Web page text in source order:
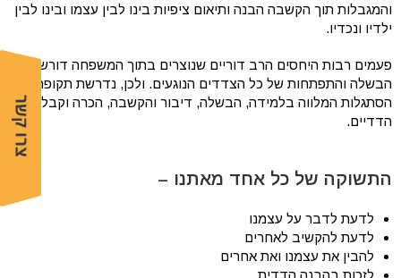
והמגבלות תוך הקשבה הבנה ותיאום ציפיות בינו לבין עצמו ובינו לבין
ילדיו ונכדיו.
פעמים רבות היחסים הרב דוריים שנוצרים בתוך המשפחה דורשים
הבשלה והתפתחות של כל הצדדים הנוגעים. ולכן, נדרשת תקופת
הסתגלות המלווה בלמידה, הבשלה, דיבור והקשבה, הכרה וקבלה
הדדיים.
התשוקה של כל אחד מאתנו –
לדעת לדבר על עצמנו
לדעת להקשיב לאחרים
להבין את עצמנו ואת אחרים
לזכות בהבנה הדדית